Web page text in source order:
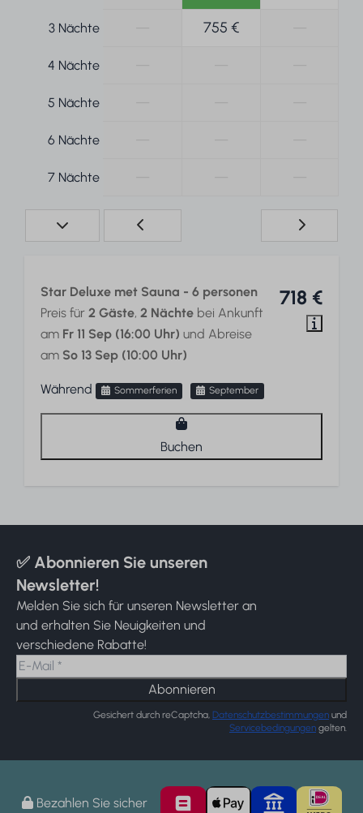
3 Nächte 755 €
4 Nächte
5 Nächte
6 Nächte
7 Nächte
718 €
Star Deluxe met Sauna - 6 personen
Preis für 2 Gäste, 2 Nächte bei Ankunft
am Fr 11 Sep (16:00 Uhr) und Abreise
am So 13 Sep (10:00 Uhr)
Während Sommerferien September
Buchen
✅ Abonnieren Sie unseren
Newsletter!
Melden Sie sich für unseren Newsletter an
und erhalten Sie Neuigkeiten und
verschiedene Rabatte!
Abonnieren
Gesichert durch reCaptcha, Datenschutzbestimmungen und
Servicebedingungen gelten.
Bezahlen Sie sicher